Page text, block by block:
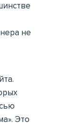
не
Это